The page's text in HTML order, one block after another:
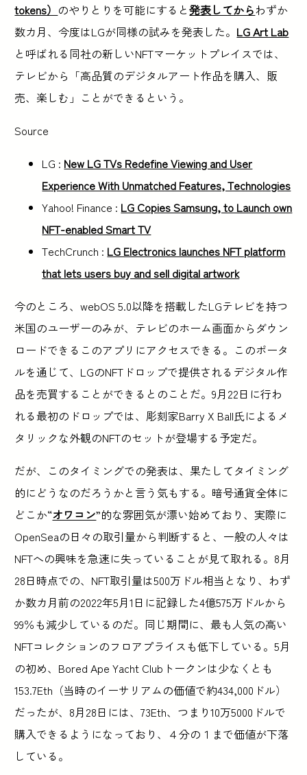
tokens） のやりとりを可能にすると発表してからわずか
数カ月、今度はLGが同様の試みを発表した。 LG Art Lab
と呼ばれる同社の新しいNFTマーケットプレイスでは、
テレビから「高品質のデジタルアート作品を購入、販
売、楽しむ」ことができるという。
Source
LG : New LG TVs Redefine Viewing and User
Experience With Unmatched Features, Technologies
Yahoo! Finance : LG Copies Samsung, to Launch own
NFT-enabled Smart TV
TechCrunch : LG Electronics launches NFT platform
that lets users buy and sell digital artwork
今のところ、webOS 5.0以降を搭載したLGテレビを持つ
米国のユーザーのみが、テレビのホーム画面からダウン
ロードできるこのアプリにアクセスできる。このポータ
ルを通じて、LGのNFTドロップで提供されるデジタル作
品を売買することができるとのことだ。9月22日に行わ
れる最初のドロップでは、彫刻家Barry X Ball氏によるメ
タリックな外観のNFTのセットが登場する予定だ。
だが、このタイミングでの発表は、果たしてタイミング
的にどうなのだろうかと言う気もする。暗号通貨全体に
どこか“オワコン”的な雰囲気が漂い始めており、実際に
OpenSeaの日々の取引量から判断すると、一般の人々は
NFTへの興味を急速に失っていることが見て取れる。8月
28日時点での、NFT取引量は500万ドル相当となり、わず
か数カ月前の2022年5月1日に記録した4億575万ドルから
99％も減少しているのだ。同じ期間に、最も人気の高い
NFTコレクションのフロアプライスも低下している。5月
の初め、Bored Ape Yacht Clubトークンは少なくとも
153.7Eth（当時のイーサリアムの価値で約434,000ドル）
だったが、8月28日には、73Eth、つまり10万5000ドルで
購入できるようになっており、４分の１まで価値が下落
している。